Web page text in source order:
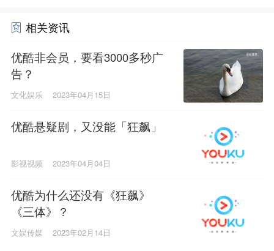
相关资讯
优酷非会员，要看3000多秒广
告？
文化娱乐 2023年04月15日
优酷悬疑剧，又没能「狂飙」
影视视频 2023年04月04日
优酷为什么还没有《狂飙》
《三体》？
文娱传媒 2023年02月14日